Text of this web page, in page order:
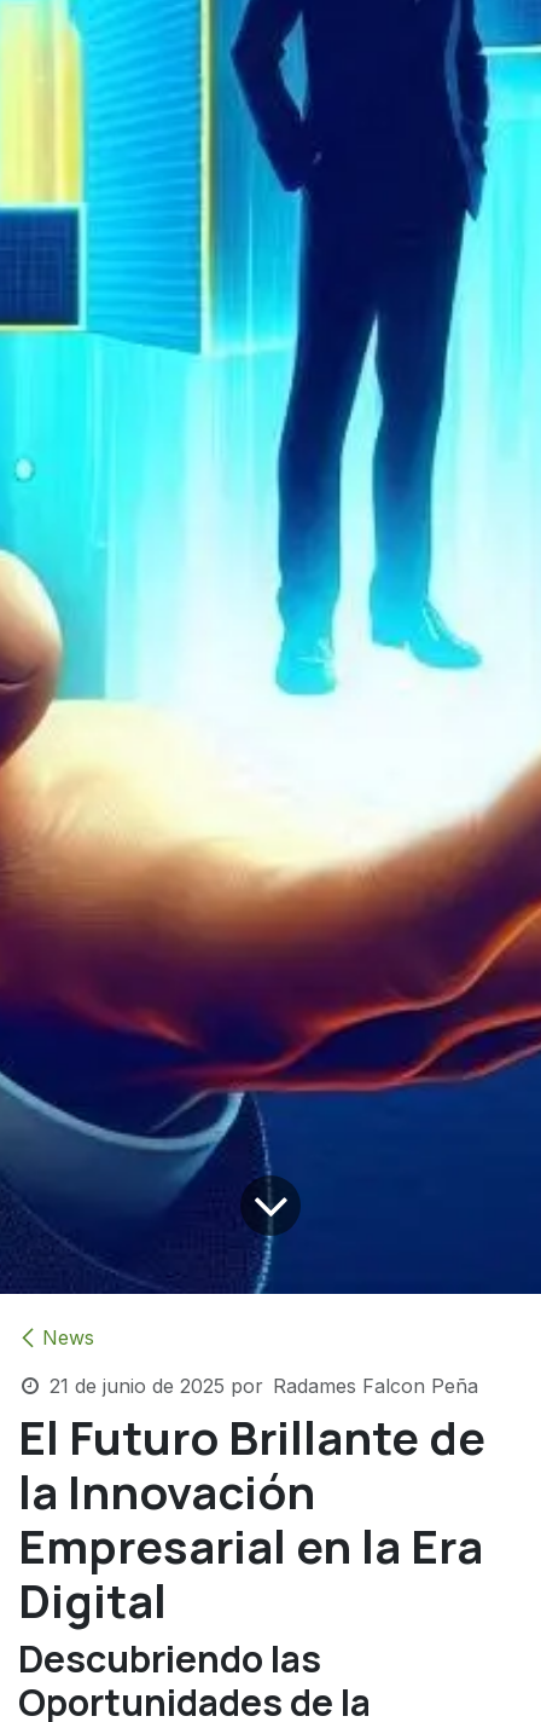
News
21 de junio de 2025 por Radames Falcon Peña
El Futuro Brillante de
la Innovación
Empresarial en la Era
Digital
Descubriendo las
Oportunidades de la